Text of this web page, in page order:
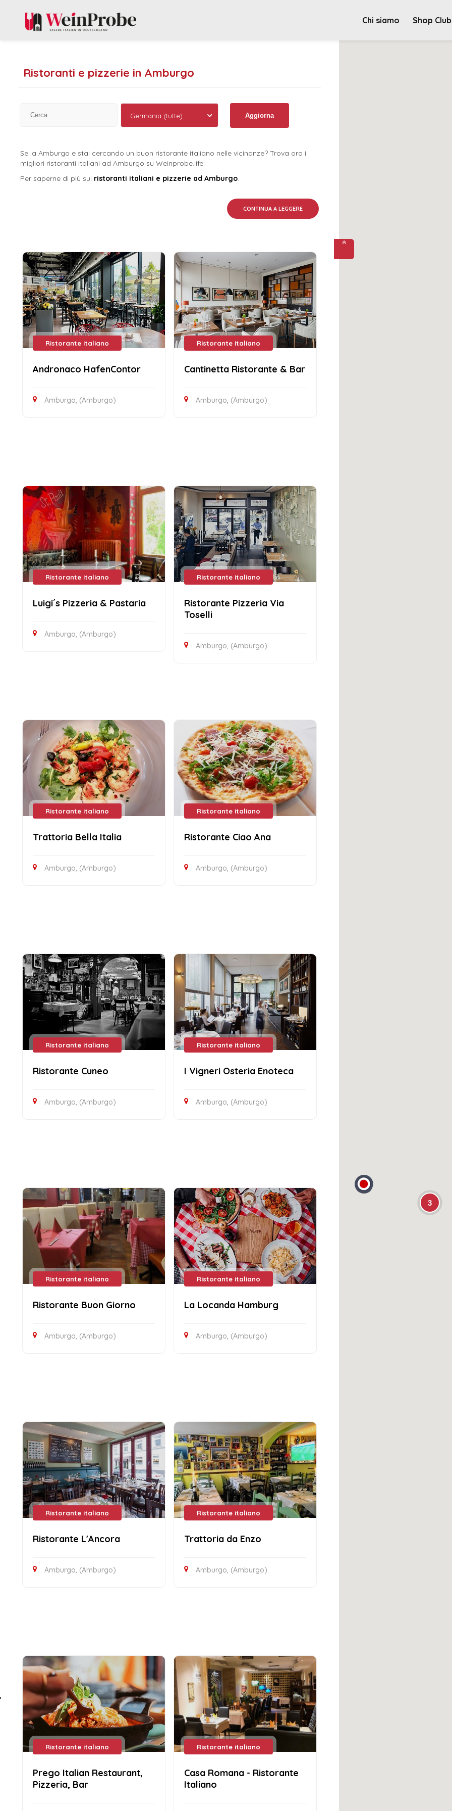
Chi siamo Shop Club
3
Ristoranti e pizzerie in Amburgo
Germania (tutte) Aggiorna
Sei a Amburgo e stai cercando un buon ristorante italiano nelle vicinanze? Trova ora i
migliori ristoranti italiani ad Amburgo su Weinprobe.life.
Per saperne di più sui ristoranti italiani e pizzerie ad Amburgo.
CONTINUA A LEGGERE
Ristorante italiano
Andronaco HafenContor
Amburgo, (Amburgo)
Ristorante italiano
Cantinetta Ristorante & Bar
Amburgo, (Amburgo)
Ristorante italiano
Luigi´s Pizzeria & Pastaria
Amburgo, (Amburgo)
Ristorante italiano
Ristorante Pizzeria Via
Toselli
Amburgo, (Amburgo)
Ristorante italiano
Trattoria Bella Italia
Amburgo, (Amburgo)
Ristorante italiano
Ristorante Ciao Ana
Amburgo, (Amburgo)
Ristorante italiano
Ristorante Cuneo
Amburgo, (Amburgo)
Ristorante italiano
I Vigneri Osteria Enoteca
Amburgo, (Amburgo)
Ristorante italiano
Ristorante Buon Giorno
Amburgo, (Amburgo)
Ristorante italiano
La Locanda Hamburg
Amburgo, (Amburgo)
Ristorante italiano
Ristorante L'Ancora
Amburgo, (Amburgo)
Ristorante italiano
Trattoria da Enzo
Amburgo, (Amburgo)
Ristorante italiano
Prego Italian Restaurant,
Pizzeria, Bar
Ristorante italiano
Casa Romana - Ristorante
Italiano